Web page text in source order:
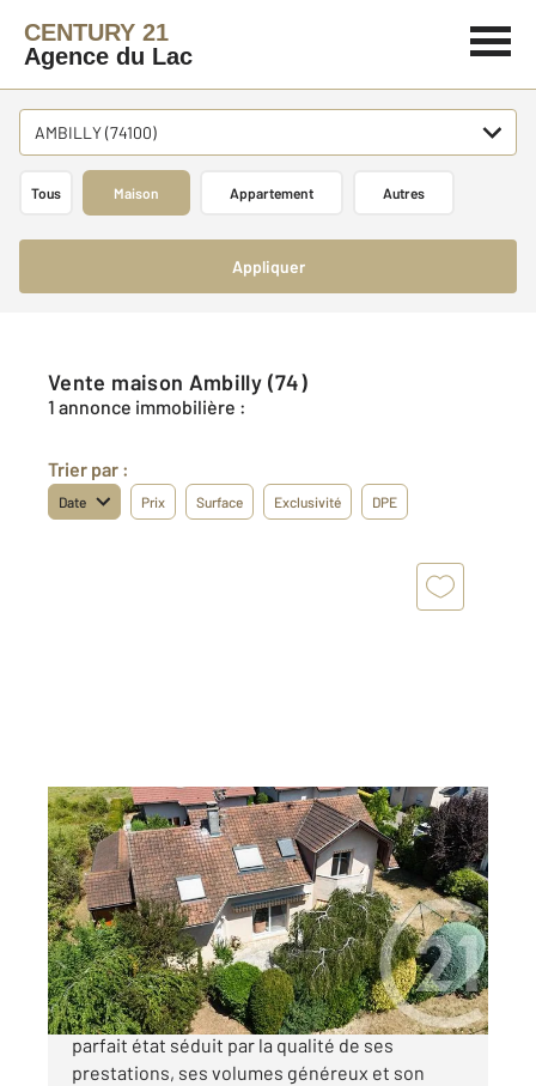
CENTURY 21
Agence du Lac
AMBILLY (74100)
Tous Maison Appartement Autres
Appliquer
Vente maison Ambilly (74)
1 annonce immobilière :
Trier par :
Date Prix Surface Exclusivité DPE
AMBILLY 74
138,40 m2, 6 pièces
Ref : 33268
Maison à vendre
695 000 €
Dès les premiers instants, cette maison en
parfait état séduit par la qualité de ses
prestations, ses volumes généreux et son